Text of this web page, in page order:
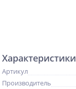
Характеристики
Артикул
Производитель